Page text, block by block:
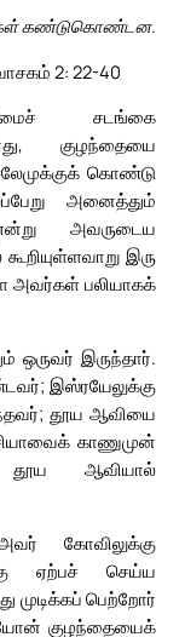
கண்டுகொண்டன.
2: 22-40
சடங்கை
குழந்தையை
கொண்டு
அனைத்தும்
அவருடைய
இரு
அவர்கள் பலியாகக்
ஒருவர் இருந்தார்.
இஸ்ரயேலுக்கு
தூய ஆவியை
காணுமுன்
தூய ஆவியால்
கோவிலுக்கு
ஏற்பச் செய்ய
முடிக்கப் பெற்றோர்
குழந்தையைக்